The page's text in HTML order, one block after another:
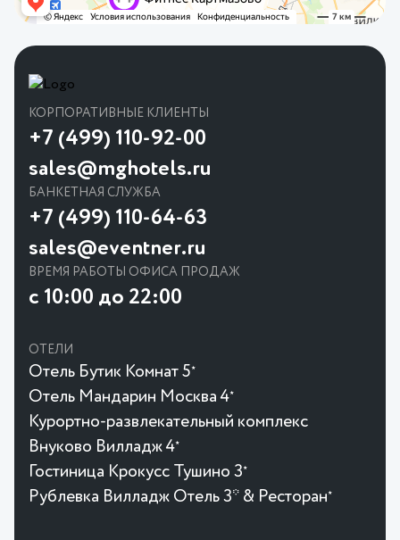
КОРПОРАТИВНЫЕ КЛИЕНТЫ
+7 (499) 110-92-00
sales@mghotels.ru
БАНКЕТНАЯ СЛУЖБА
+7 (499) 110-64-63
sales@eventner.ru
ВРЕМЯ РАБОТЫ ОФИСА ПРОДАЖ
с 10:00 до 22:00
ОТЕЛИ
Отель Бутик Комнат 5★
Отель Мандарин Москва 4★
Курортно-развлекательный комплекс
Внуково Вилладж 4★
Гостиница Крокусc Тушино 3★
Рублевка Вилладж Отель 3* & Ресторан★